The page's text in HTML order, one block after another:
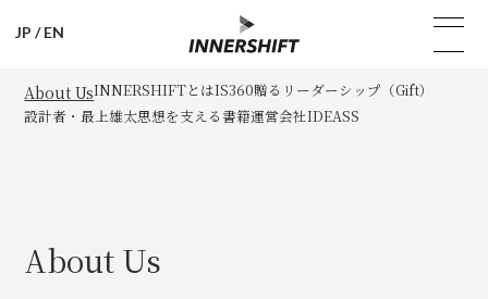
JP /EN
About UsINNERSHIFTとはIS360贈るリーダーシップ（Gift）
設計者・最上雄太思想を支える書籍運営会社IDEASS
About Us